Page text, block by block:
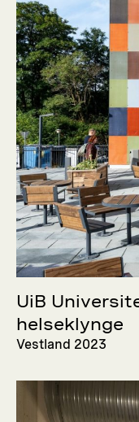
UiB
helseklynge
Vestland 2023